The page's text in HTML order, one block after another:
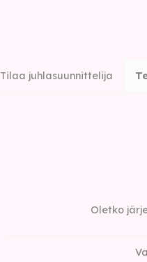
Tilaa juhlasuunnittelija
Oletko